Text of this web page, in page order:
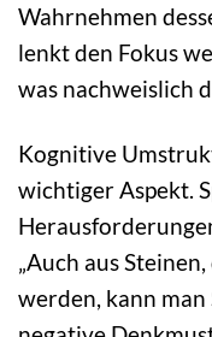
Wahrnehmen
lenkt den Fokus
was nachweislich
Kognitive
wichtiger Aspekt.
„Auch aus
werden, kann man